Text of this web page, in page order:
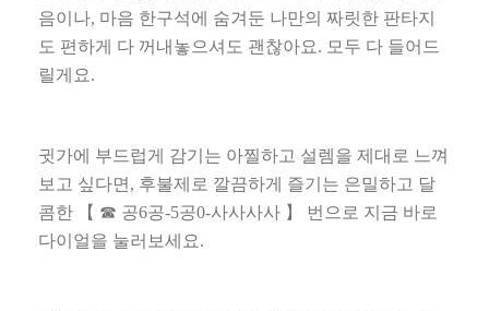
음이나, 마음 한구석에 숨겨둔 나만의 짜릿한 판타지
도 편하게 다 꺼내놓으셔도 괜찮아요. 모두 다 들어드
릴게요.
귓가에 부드럽게 감기는 아찔하고 설렘을 제대로 느껴
보고 싶다면 , 후불제로 깔끔하게 즐기는 은밀하고 달
콤한
【 ☎ 공6공-5공0-사사사사 】
번으로 지금 바로
다이얼을 눌러보세요.